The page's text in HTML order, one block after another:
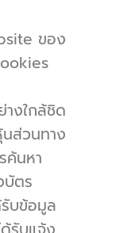
ของ
างใกล้ชิด
ส่วนทาง
ค้นหา
บัตร
รับข้อมูล